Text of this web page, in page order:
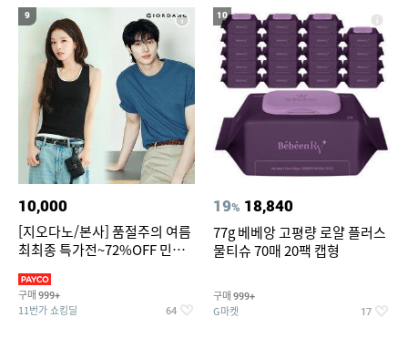
9
10,000
[지오다노/본사] 품절주의 여름
최최종 특가전~72%OFF 민소
구매 999+
11번가 쇼킹딜 64
10
19% 18,840
77g 베베앙 고평량 로얄 플러스
물티슈 70매 20팩 캡형
구매 999+
G마켓 17